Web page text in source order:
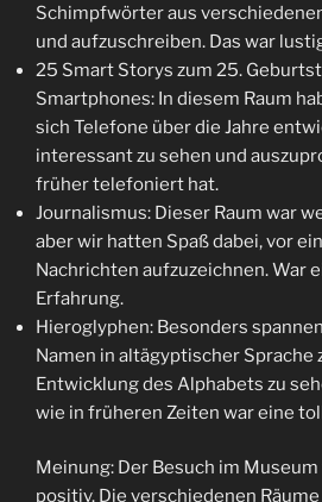
Schimpfwörter aus
und aufzuschreiben. Das war
25 Smart Storys zum 25.
Smartphones: In diesem Raum
sich Telefone über die Jahre
interessant zu sehen und
früher telefoniert hat.
Journalismus: Dieser Raum war
aber wir hatten Spaß dabei, vor
Nachrichten aufzuzeichnen. War
Erfahrung.
Hieroglyphen: Besonders
Namen in altägyptischer Sprache
Entwicklung des Alphabets zu
wie in früheren Zeiten war eine
Meinung: Der Besuch im
positiv. Die verschiedenen